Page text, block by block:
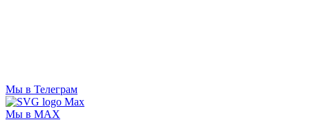
Мы в Телеграм
Мы в MAX